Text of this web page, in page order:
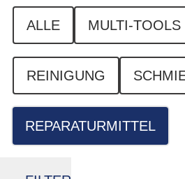
ALLE MULTI-TOOLS
REINIGUNG
REPARATURMITTEL